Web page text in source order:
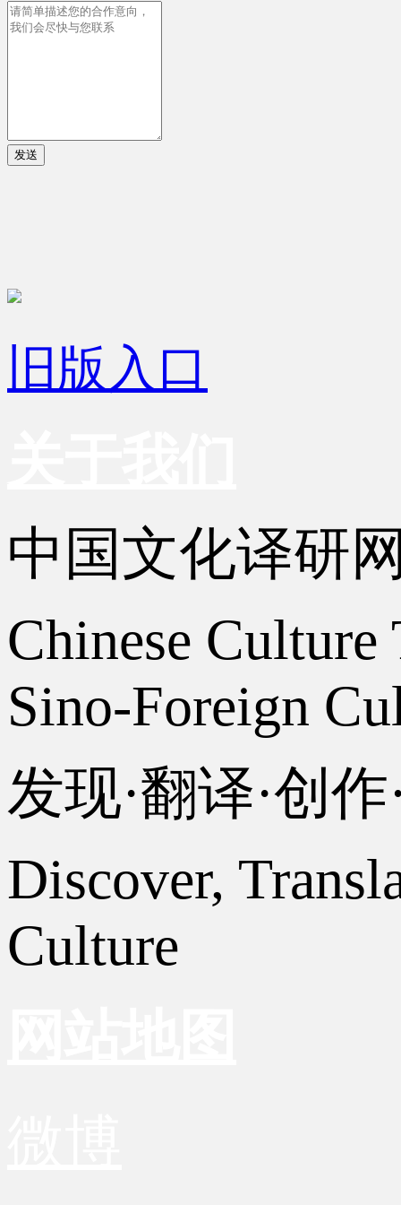
发送
旧版入口
中国文化译研
Chinese
Sino-Foreign
发现·翻译·创
Discover,
Culture